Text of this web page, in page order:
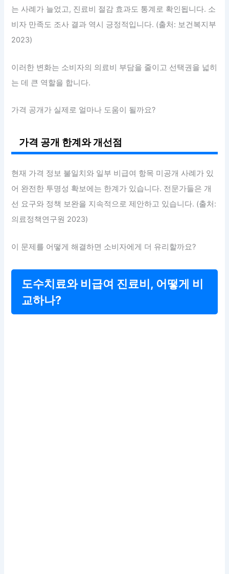
는 사례가 늘었고, 진료비 절감 효과도 통계로 확인됩니다. 소
비자 만족도 조사 결과 역시 긍정적입니다. (출처: 보건복지부
2023)
이러한 변화는 소비자의 의료비 부담을 줄이고 선택권을 넓히
는 데 큰 역할을 합니다.
가격 공개가 실제로 얼마나 도움이 될까요?
가격 공개 한계와 개선점
현재 가격 정보 불일치와 일부 비급여 항목 미공개 사례가 있
어 완전한 투명성 확보에는 한계가 있습니다. 전문가들은 개
선 요구와 정책 보완을 지속적으로 제안하고 있습니다. (출처:
의료정책연구원 2023)
이 문제를 어떻게 해결하면 소비자에게 더 유리할까요?
도수치료와 비급여 진료비, 어떻게 비
교하나?